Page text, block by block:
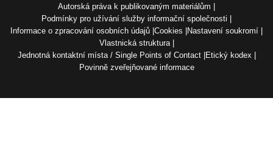
Autorská práva k publikovaným materiálům
Podmínky pro užívání služby informační společnosti
Informace o zpracování osobních údajů Cookies Nastavení soukromí
Vlastnická struktura
Jednotná kontaktní místa / Single Points of Contact Etický kodex
Povinně zveřejňované informace